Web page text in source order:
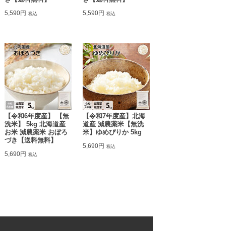
5,590円 税込 5,590円 税込
【令和6年度産】 【無
洗米】 5kg 北海道産
お米 減農薬米 おぼろ
づき【送料無料】
5,690円 税込
【令和7年度産】北海
道産 減農薬米【無洗
米】ゆめぴりか 5kg
5,690円 税込